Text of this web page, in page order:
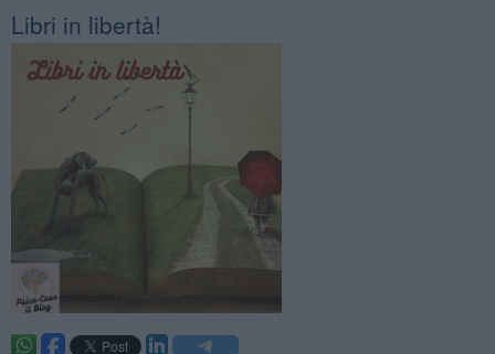
​Libri in libertà!